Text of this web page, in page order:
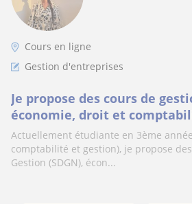
Cours en ligne
Gestion d'entreprises
Je propose des cours de
économie, droit et
Actuellement étudiante en 3ème
comptabilité et gestion), je propose
Gestion (SDGN), écon...